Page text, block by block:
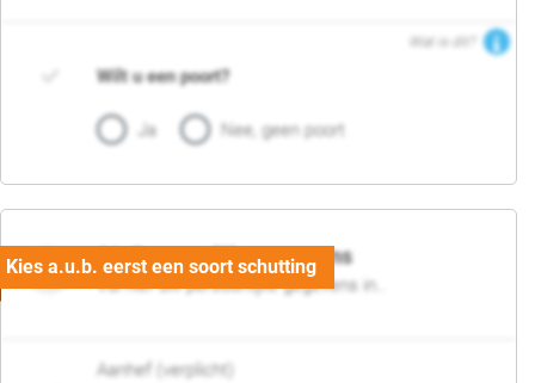
Wat is dit?
Wilt u een poort?
Ja Nee, geen poort
06. Persoonlijke gegevens
Vul hier uw persoonlijke gegevens in..
Aanhef (verplicht)